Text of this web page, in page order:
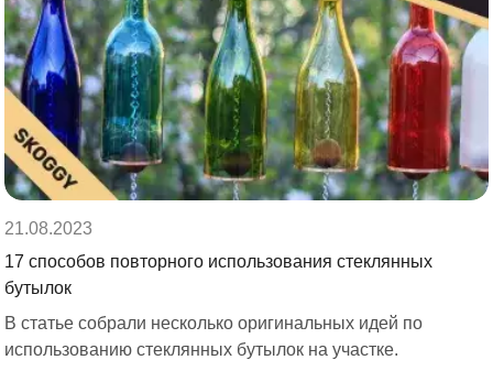
21.08.2023
17 способов повторного использования стеклянных
бутылок
В статье собрали несколько оригинальных идей по
использованию стеклянных бутылок на участке.